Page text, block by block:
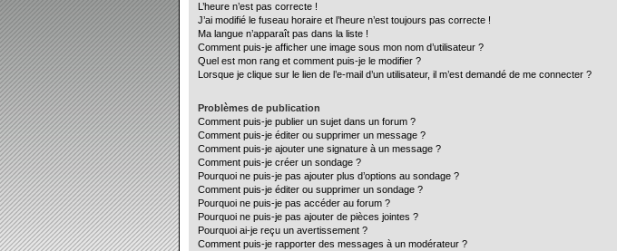
L’heure n’est pas correcte !
J’ai modifié le fuseau horaire et l’heure n’est toujours pas correcte !
Ma langue n’apparaît pas dans la liste !
Comment puis-je afficher une image sous mon nom d’utilisateur ?
Quel est mon rang et comment puis-je le modifier ?
Lorsque je clique sur le lien de l’e-mail d’un utilisateur, il m’est demandé de me connecter ?
Problèmes de publication
Comment puis-je publier un sujet dans un forum ?
Comment puis-je éditer ou supprimer un message ?
Comment puis-je ajouter une signature à un message ?
Comment puis-je créer un sondage ?
Pourquoi ne puis-je pas ajouter plus d’options au sondage ?
Comment puis-je éditer ou supprimer un sondage ?
Pourquoi ne puis-je pas accéder au forum ?
Pourquoi ne puis-je pas ajouter de pièces jointes ?
Pourquoi ai-je reçu un avertissement ?
Comment puis-je rapporter des messages à un modérateur ?